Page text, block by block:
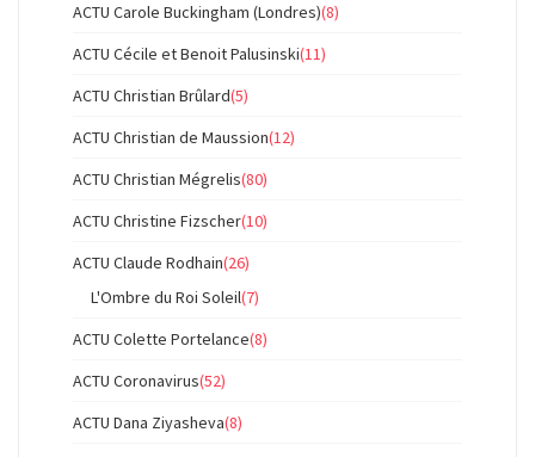
ACTU Carole Buckingham (Londres)(8)
ACTU Cécile et Benoit Palusinski(11)
ACTU Christian Brûlard(5)
ACTU Christian de Maussion(12)
ACTU Christian Mégrelis(80)
ACTU Christine Fizscher(10)
ACTU Claude Rodhain(26)
L'Ombre du Roi Soleil(7)
ACTU Colette Portelance(8)
ACTU Coronavirus(52)
ACTU Dana Ziyasheva(8)